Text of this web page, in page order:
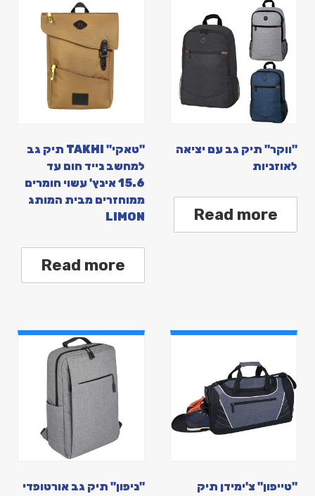
"ווקר" תיק גב עם יציאה
לאוזניות
Read more
"טאקי" TAKHI תיק גב
למחשב נייד חום עד
15.6 אינץ' עשוי חומרים
ממוחזרים מבית המותג
LIMON
Read more
"טייפון" צ'ימידן תיק
"ניפון" תיק גב אורטופדי